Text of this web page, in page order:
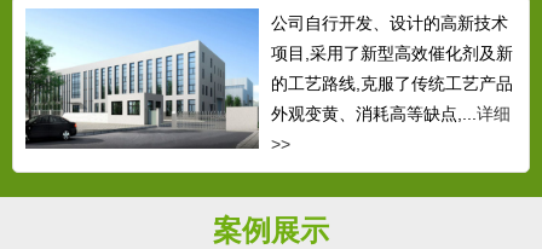
公司自行开发、设计的高新技术
项目,采用了新型高效催化剂及新
的工艺路线,克服了传统工艺产品
外观变黄、消耗高等缺点,...详细
>>
案例展示